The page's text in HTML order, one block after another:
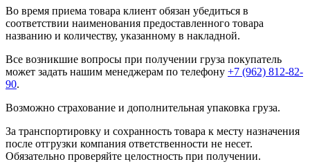
Во время приема товара клиент обязан убедиться в
соответствии наименования предоставленного товара
названию и количеству, указанному в накладной.
Все возникшие вопросы при получении груза покупатель
может задать нашим менеджерам по телефону +7 (962) 812-82-
90.
Возможно страхование и дополнительная упаковка груза.
За транспортировку и сохранность товара к месту назначения
после отгрузки компания ответственности не несет.
Обязательно проверяйте целостность при получении.